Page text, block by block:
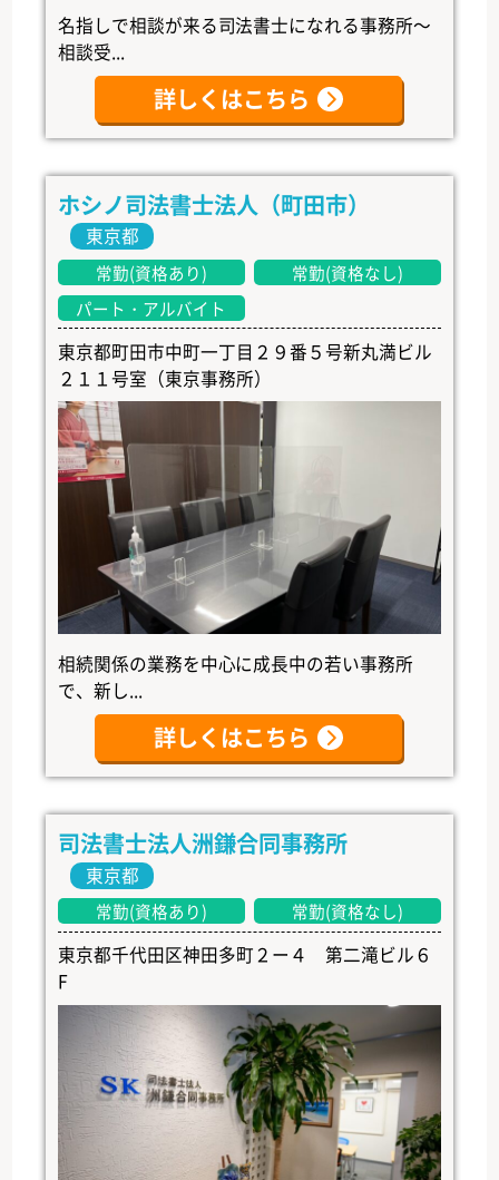
名指しで相談が来る司法書士になれる事務所～
相談受...
詳しくはこちら
ホシノ司法書士法人（町田市）
東京都
常勤(資格あり)
常勤(資格なし)
パート・アルバイト
東京都町田市中町一丁目２９番５号新丸満ビル
２１１号室（東京事務所）
相続関係の業務を中心に成長中の若い事務所
で、新し...
詳しくはこちら
司法書士法人洲鎌合同事務所
東京都
常勤(資格あり) 常勤(資格なし)
東京都千代田区神田多町２ー４ 第二滝ビル６
F